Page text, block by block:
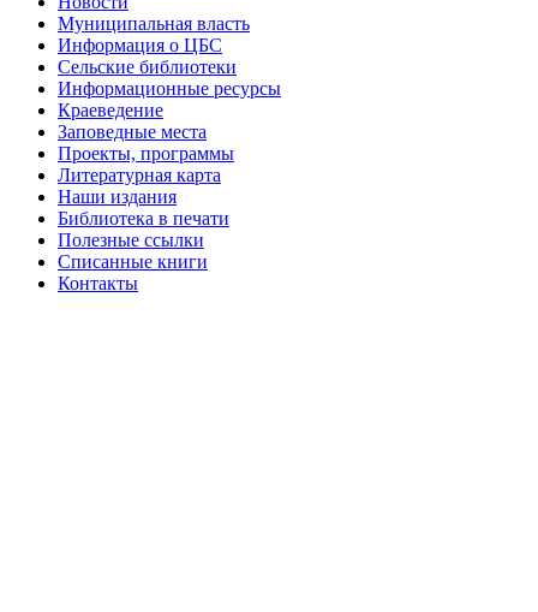
Муниципальная власть
Информация о ЦБС
Сельские библиотеки
Информационные ресурсы
Краеведение
Заповедные места
Проекты, программы
Литературная карта
Наши издания
Библиотека в печати
Полезные ссылки
Списанные книги
Контакты